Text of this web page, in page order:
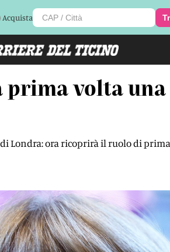
Acquista
prima volta una
Londra: ora ricoprirà il ruolo di